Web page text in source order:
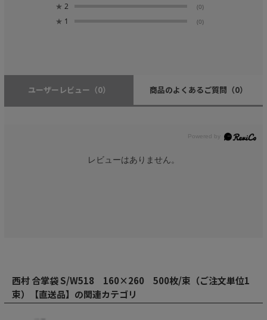
★ 2 (0)
★ 1 (0)
ユーザーレビュー （0） 商品のよくあるご質問 （0）
レビューはありません。
西村 合掌袋 S/W518 160×260 500枚/束（ご注文単位1
束）【直送品】の関連カテゴリ